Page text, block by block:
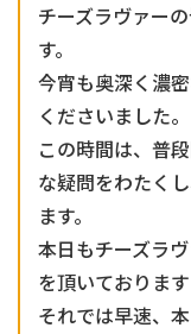
チーズラヴァーの
す。
今宵も奥深く濃
くださいました。
この時間は、普
な疑問をわたく
ます。
本日もチーズラ
を頂いておりま
それでは早速、